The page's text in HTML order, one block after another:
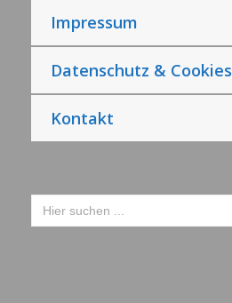
Impressum
Datenschutz & Cookies
Kontakt
Search
for: